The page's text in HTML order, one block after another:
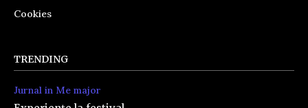
Cookies
TRENDING
Jurnal in Me major